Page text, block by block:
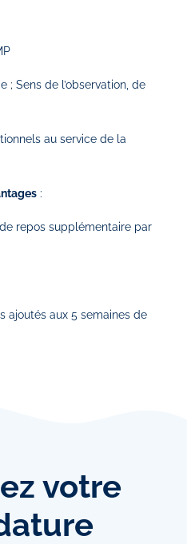
; Sens de l’observation, de
au service de la
:
repos supplémentaire par
ajoutés aux 5 semaines de
votre